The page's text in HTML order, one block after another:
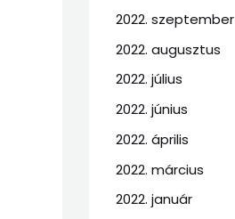
2022. szeptember
2022. augusztus
2022. július
2022. június
2022. április
2022. március
2022. január